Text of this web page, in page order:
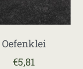
Oefenklei
€5,81